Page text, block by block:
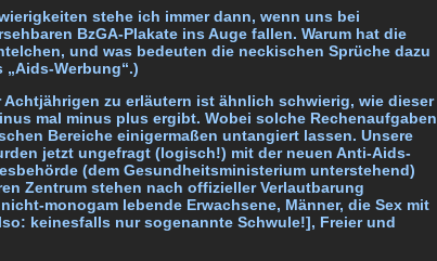
stehe ich immer dann, wenn uns bei
BzGA-Plakate ins Auge fallen. Warum hat die
und was bedeuten die neckischen Sprüche dazu
Werbung“.)
Achtjährigen zu erläutern ist ähnlich schwierig, wie dieser
mal minus plus ergibt. Wobei solche Rechenaufgaben
Bereiche einigermaßen untangiert lassen. Unsere
jetzt ungefragt (logisch!) mit der neuen Anti-Aids-
(dem Gesundheitsministerium unterstehend)
Zentrum stehen nach offizieller Verlautbarung
monogam lebende Erwachsene, Männer, die Sex mit
keinesfalls nur sogenannte Schwule!], Freier und